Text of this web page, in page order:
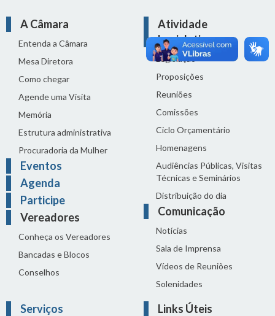
A Câmara
Entenda a Câmara
Mesa Diretora
Como chegar
Agende uma Visita
Memória
Estrutura administrativa
Procuradoria da Mulher
Eventos
Agenda
Participe
Vereadores
Conheça os Vereadores
Bancadas e Blocos
Conselhos
Atividade
Legislativa
Legislação
Proposições
Reuniões
Comissões
Ciclo Orçamentário
Homenagens
Audiências Públicas, Visitas
Técnicas e Seminários
Distribuição do dia
Comunicação
Notícias
Sala de Imprensa
Vídeos de Reuniões
Solenidades
Serviços Links Úteis